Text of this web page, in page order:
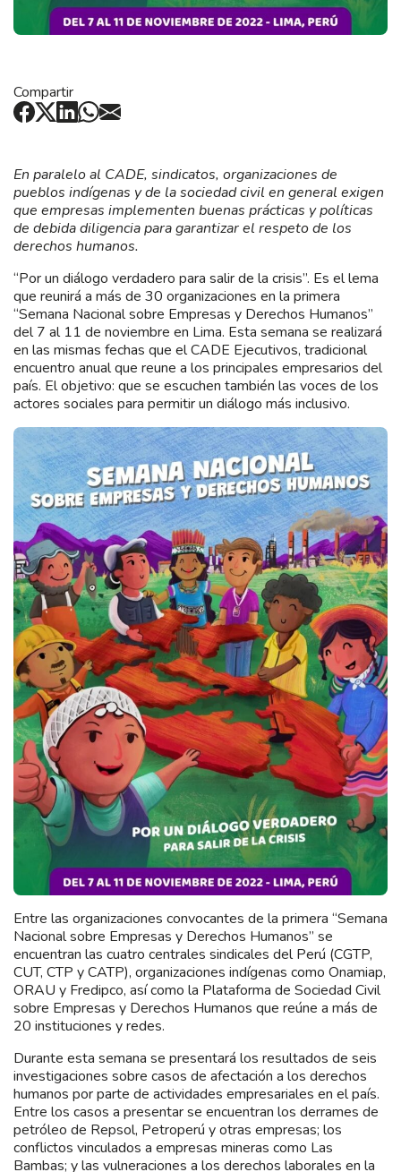
Compartir
En paralelo al CADE, sindicatos, organizaciones de
pueblos indígenas y de la sociedad civil en general exigen
que empresas implementen buenas prácticas y políticas
de debida diligencia para garantizar el respeto de los
derechos humanos.
“Por un diálogo verdadero para salir de la crisis”. Es el lema
que reunirá a más de 30 organizaciones en la primera
“Semana Nacional sobre Empresas y Derechos Humanos”
del 7 al 11 de noviembre en Lima. Esta semana se realizará
en las mismas fechas que el CADE Ejecutivos, tradicional
encuentro anual que reune a los principales empresarios del
país. El objetivo: que se escuchen también las voces de los
actores sociales para permitir un diálogo más inclusivo.
Entre las organizaciones convocantes de la primera “Semana
Nacional sobre Empresas y Derechos Humanos” se
encuentran las cuatro centrales sindicales del Perú (CGTP,
CUT, CTP y CATP), organizaciones indígenas como Onamiap,
ORAU y Fredipco, así como la Plataforma de Sociedad Civil
sobre Empresas y Derechos Humanos que reúne a más de
20 instituciones y redes.
Durante esta semana se presentará los resultados de seis
investigaciones sobre casos de afectación a los derechos
humanos por parte de actividades empresariales en el país.
Entre los casos a presentar se encuentran los derrames de
petróleo de Repsol, Petroperú y otras empresas; los
conflictos vinculados a empresas mineras como Las
Bambas; y las vulneraciones a los derechos laborales en la